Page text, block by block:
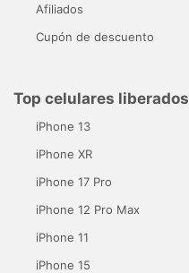
Afiliados
Cupón de descuento
Top celulares liberados
iPhone 13
iPhone XR
iPhone 17 Pro
iPhone 12 Pro Max
iPhone 11
iPhone 15